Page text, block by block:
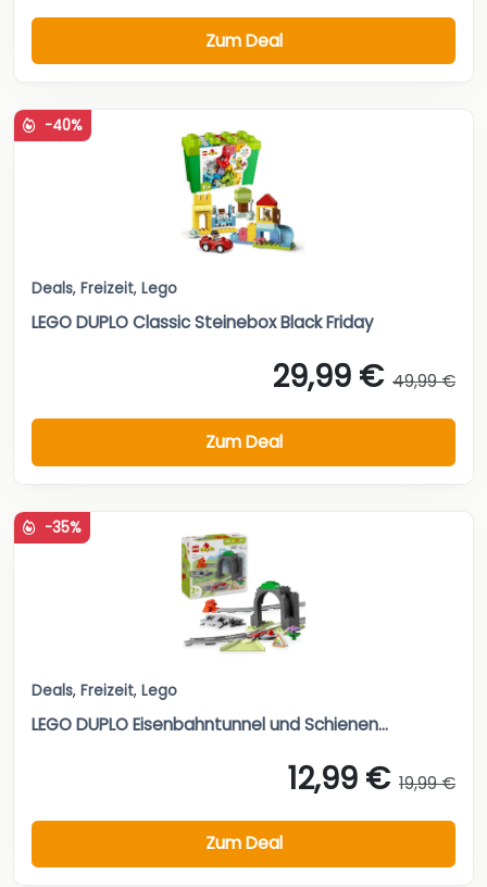
Zum Deal
-40%
Deals, Freizeit, Lego
LEGO DUPLO Classic Steinebox Black Friday
29,99 € 49,99 €
Zum Deal
-35%
Deals, Freizeit, Lego
LEGO DUPLO Eisenbahntunnel und Schienen...
12,99 € 19,99 €
Zum Deal